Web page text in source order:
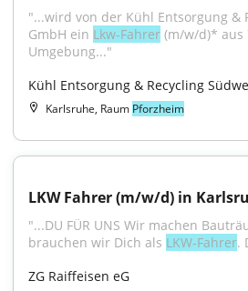
"...wird von der Kühl Entsorgung &
GmbH ein Lkw-Fahrer (m/w/d)* aus
Umgebung..."
Kühl Entsorgung & Recycling
Karlsruhe, Raum Pforzheim
LKW Fahrer (m/w/d) in
"...DU FÜR UNS Wir machen
brauchen wir Dich als LKW-Fahrer.
ZG Raiffeisen eG